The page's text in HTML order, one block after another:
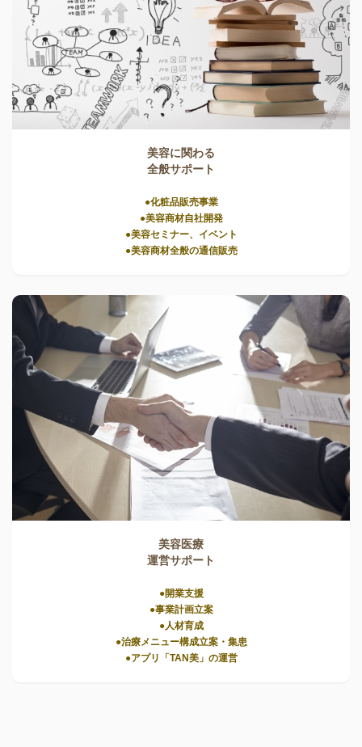
美容に関わる
全般サポート
●化粧品販売事業
●美容商材自社開発
●美容セミナー、イベント
●美容商材全般の通信販売
美容医療
運営サポート
●開業支援
●事業計画立案
●人材育成
●治療メニュー構成立案・集患
●アプリ「TAN美」の運営